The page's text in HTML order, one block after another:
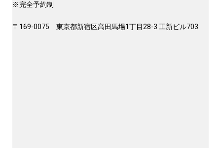
※完全予約制
〒169-0075 東京都新宿区高田馬場1丁目28-3 工新ビル703